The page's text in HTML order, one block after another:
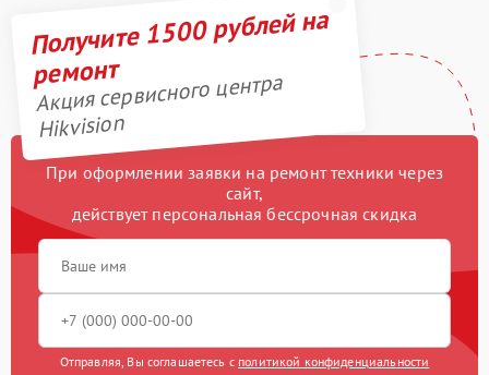
Получите 1500 рублей на
ремонт
Акция сервисного центра
Hikvision
При оформлении заявки на ремонт техники через
сайт,
действует персональная бессрочная скидка
Отправляя, Вы соглашаетесь с политикой конфиденциальности